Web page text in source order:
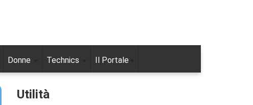
Donne Technics Il Portale
Utilità